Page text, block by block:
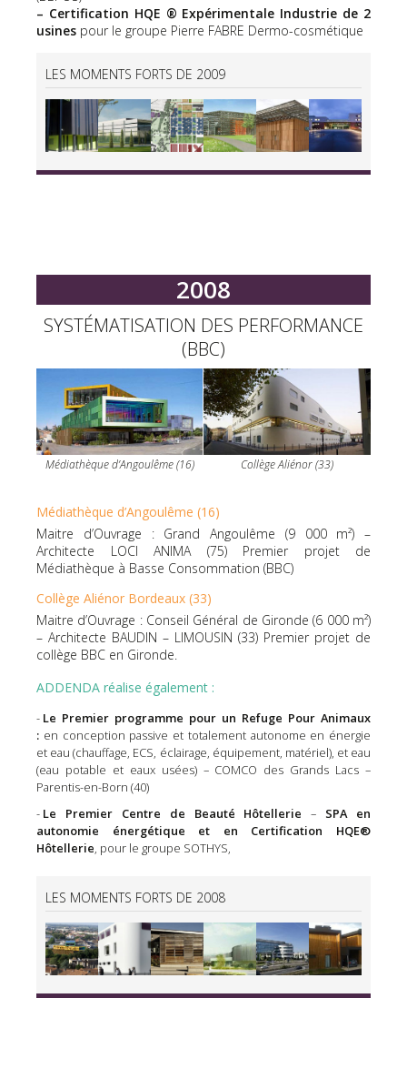
– Certification HQE ® Expérimentale Industrie de 2
usines pour le groupe Pierre FABRE Dermo-cosmétique
LES MOMENTS FORTS DE 2009
2008
SYSTÉMATISATION DES PERFORMANCE
(BBC)
Médiathèque d’Angoulême (16) Collège Aliénor (33)
Médiathèque d’Angoulême (16)
Maitre d’Ouvrage : Grand Angoulême (9 000 m²) –
Architecte LOCI ANIMA (75) Premier projet de
Médiathèque à Basse Consommation (BBC)
Collège Aliénor Bordeaux (33)
Maitre d’Ouvrage : Conseil Général de Gironde (6 000 m²)
– Architecte BAUDIN – LIMOUSIN (33) Premier projet de
collège BBC en Gironde.
ADDENDA réalise également :
Le Premier programme pour un Refuge Pour Animaux
: en conception passive et totalement autonome en énergie
et eau (chauffage, ECS, éclairage, équipement, matériel), et eau
(eau potable et eaux usées) – COMCO des Grands Lacs –
Parentis-en-Born (40)
Le Premier Centre de Beauté Hôtellerie – SPA en
autonomie énergétique et en Certification HQE®
Hôtellerie, pour le groupe SOTHYS,
LES MOMENTS FORTS DE 2008